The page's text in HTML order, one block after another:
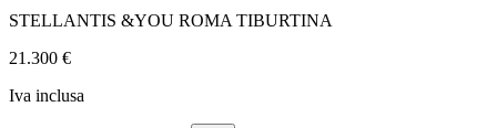
STELLANTIS &YOU ROMA TIBURTINA
21.300 €
Iva inclusa